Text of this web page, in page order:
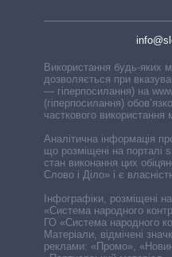
Використання будь-яких
дозволяється при
— гіперпосилання) на
(гіперпосилання)
часткового використання
Аналітична інформація про
що розміщені на порталі
стан виконання цих
Слово і Діло» і є
Інфографіки, розміщені
«Система народного
ГО «Система народного
Матеріали, відмічені
реклами: «Промо»,